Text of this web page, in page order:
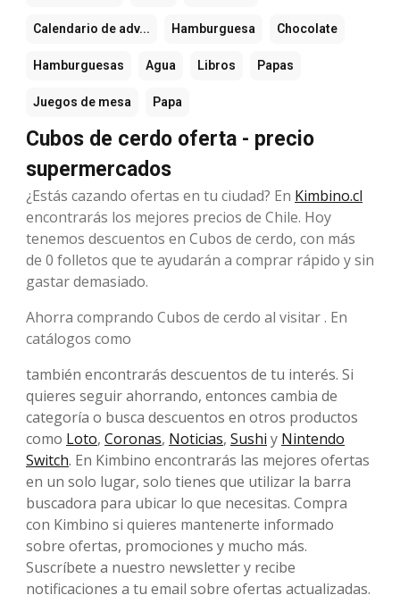
Calendario de adv... Hamburguesa Chocolate
Hamburguesas Agua Libros Papas
Juegos de mesa Papa
Cubos de cerdo oferta - precio
supermercados
¿Estás cazando ofertas en tu ciudad? En Kimbino.cl
encontrarás los mejores precios de Chile. Hoy
tenemos descuentos en Cubos de cerdo, con más
de 0 folletos que te ayudarán a comprar rápido y sin
gastar demasiado.
Ahorra comprando Cubos de cerdo al visitar . En
catálogos como
también encontrarás descuentos de tu interés. Si
quieres seguir ahorrando, entonces cambia de
categoría o busca descuentos en otros productos
como Loto, Coronas, Noticias, Sushi y Nintendo
Switch. En Kimbino encontrarás las mejores ofertas
en un solo lugar, solo tienes que utilizar la barra
buscadora para ubicar lo que necesitas. Compra
con Kimbino si quieres mantenerte informado
sobre ofertas, promociones y mucho más.
Suscríbete a nuestro newsletter y recibe
notificaciones a tu email sobre ofertas actualizadas.